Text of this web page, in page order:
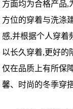
方面均为合格产品,
方位的穿着与洗涤
感,并根据个人穿着
以长久穿着,更好的
仅在品质上有所保
馨、时尚的冬季穿